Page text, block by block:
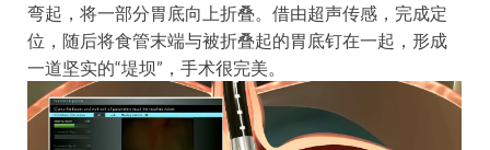
弯起，将一部分胃底向上折叠。借由超声传感，完成定
位，随后将食管末端与被折叠起的胃底钉在一起，形成
一道坚实的“堤坝”，手术很完美。